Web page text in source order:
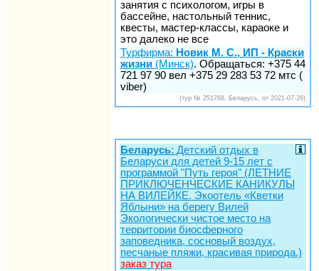
занятия с психологом, игры в
бассейне, настольный теннис,
квесты, мастер-классы, караоке и
это далеко не все
Турфирма: Новик М. С., ИП - Краски
жизни (Минск). Обращаться: +375 44
721 97 90 вел +375 29 283 53 72 мтс (
viber)
(тур № 251768, Беларусь, от 2021-07-26)
Беларусь: Детский отдых в
Беларуси для детей 9-15 лет c
программой "Путь героя" (ЛЕТНИЕ
ПРИКЛЮЧЕНЧЕСКИЕ КАНИКУЛЫ
НА ВИЛЕЙКЕ. Экоотель «Кветки
Яблыни» на берегу Вилей
Экологически чистое место на
территории биосферного
заповедника, сосновый воздух,
песчаные пляжи, красивая природа.)
заказ тура